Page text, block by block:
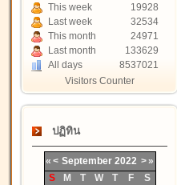
This week
19928
Last week
32534
This month
24971
Last month
133629
All days
8537021
Visitors Counter
ปฏิทิน
« < September 2022 >»
S
M T W T F
S